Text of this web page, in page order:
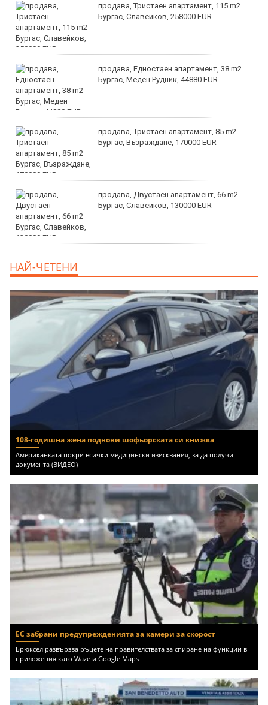
продава, Тристаен апартамент, 115 m2
Бургас, Славейков, 258000 EUR
продава, Едностаен апартамент, 38 m2
Бургас, Меден Рудник, 44880 EUR
продава, Тристаен апартамент, 85 m2
Бургас, Възраждане, 170000 EUR
продава, Двустаен апартамент, 66 m2
Бургас, Славейков, 130000 EUR
НАЙ-ЧЕТЕНИ
108-годишна жена поднови шофьорската си книжка
Американката покри всички медицински изисквания, за да получи
документа (ВИДЕО)
ЕС забрани предупрежденията за камери за скорост
Брюксел развързва ръцете на правителствата за спиране на функции в
приложения като Waze и Google Maps